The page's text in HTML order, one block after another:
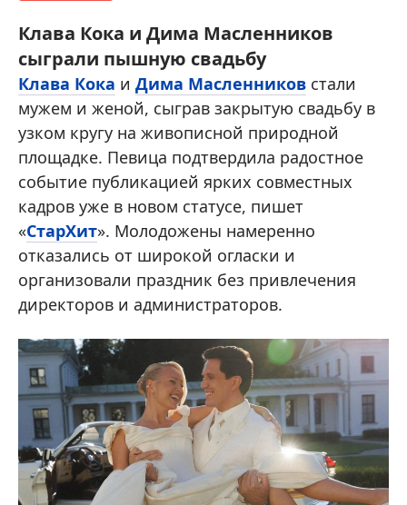
Клава Кока и Дима Масленников
сыграли пышную свадьбу
Клава Кока и Дима Масленников стали
мужем и женой, сыграв закрытую свадьбу в
узком кругу на живописной природной
площадке. Певица подтвердила радостное
событие публикацией ярких совместных
кадров уже в новом статусе, пишет
«СтарХит». Молодожены намеренно
отказались от широкой огласки и
организовали праздник без привлечения
директоров и администраторов.